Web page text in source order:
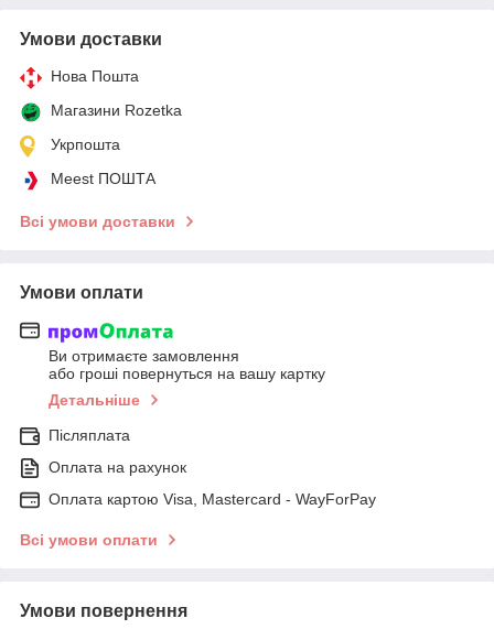
Умови доставки
Нова Пошта
Магазини Rozetka
Укрпошта
Meest ПОШТА
Всі умови доставки
Умови оплати
Ви отримаєте замовлення
або гроші повернуться на вашу картку
Детальніше
Післяплата
Оплата на рахунок
Оплата картою Visa, Mastercard - WayForPay
Всі умови оплати
Умови повернення